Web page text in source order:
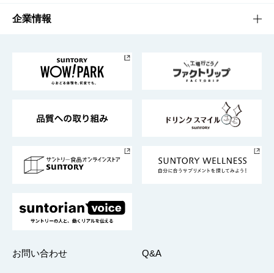
栄養成分一覧
工場見学
地域情報
サントリーホール
サントリーサンバーズ大阪
サステナビリティTOP
サントリーが考えるサステナビリティ経営
企業情報
企業概要
採用情報
お問い合わせ Q&A